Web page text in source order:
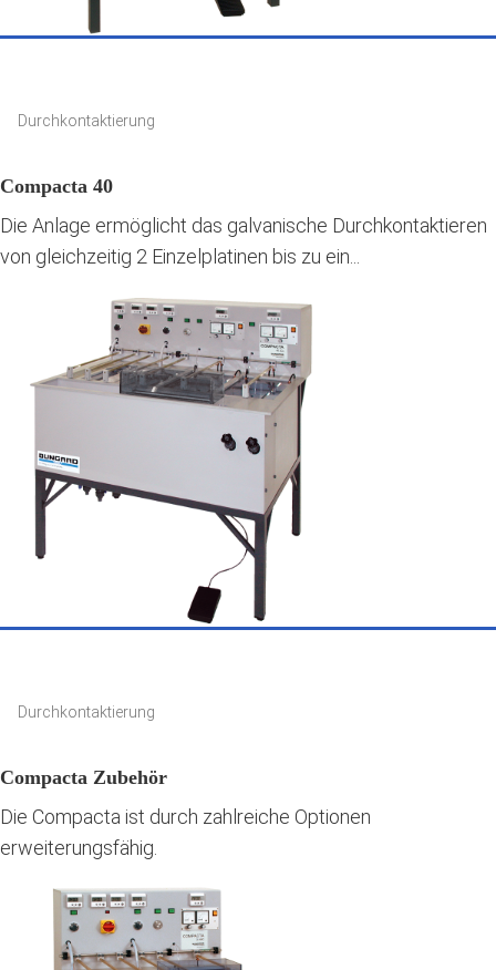
Compacta 40
Durchkontaktierung
Die Anlage ermöglicht das galvanische Durchkontaktieren
von gleichzeitig 2 Einzelplatinen bis zu ein...
Compacta Zubehör
Durchkontaktierung
Die Compacta ist durch zahlreiche Optionen
erweiterungsfähig.